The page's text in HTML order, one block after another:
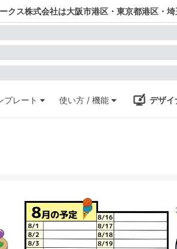
クス株式会社は大阪市港区・東京都港区・
プレート 使い方 / 機能 デザイ